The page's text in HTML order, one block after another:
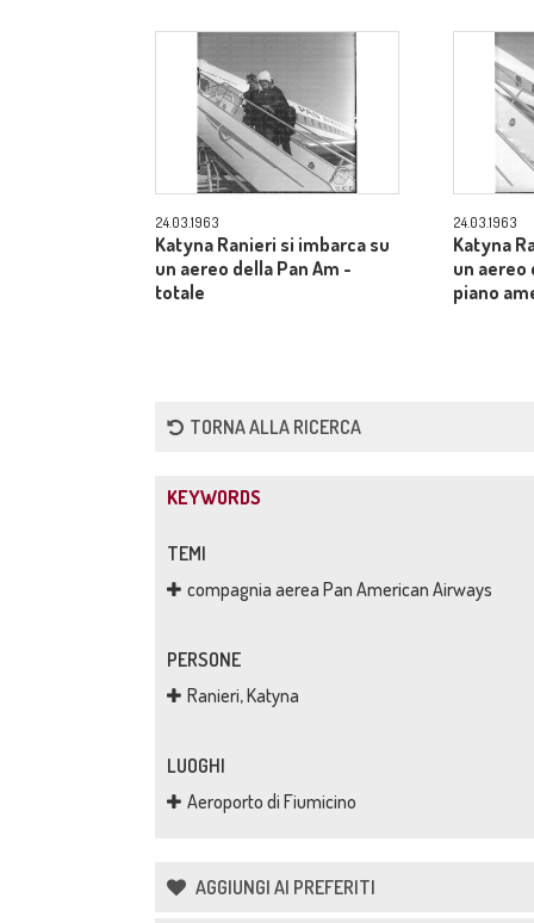
24.03.1963
Katyna Ranieri si imbarca su
un aereo della Pan Am -
totale
24.03.1963
Katyna
un aereo
piano
TORNA ALLA RICERCA
KEYWORDS
TEMI
compagnia aerea Pan American Airways
PERSONE
Ranieri, Katyna
LUOGHI
Aeroporto di Fiumicino
AGGIUNGI AI PREFERITI